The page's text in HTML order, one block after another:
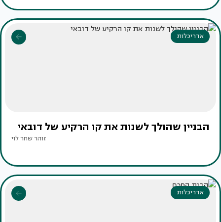
אדריכלות
הבניין שהולך לשנות את קו הרקיע של דובאי
זוהר שחר לוי
אדריכלות